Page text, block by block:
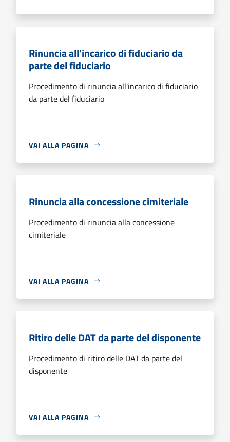
Rinuncia all'incarico di fiduciario da
parte del fiduciario
Procedimento di rinuncia all'incarico di fiduciario
da parte del fiduciario
VAI ALLA PAGINA
Rinuncia alla concessione cimiteriale
Procedimento di rinuncia alla concessione
cimiteriale
VAI ALLA PAGINA
Ritiro delle DAT da parte del disponente
Procedimento di ritiro delle DAT da parte del
disponente
VAI ALLA PAGINA